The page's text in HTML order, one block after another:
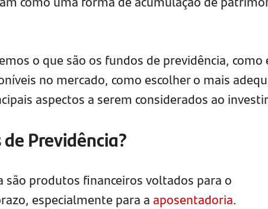
o que são os fundos de previdência, como
no mercado, como escolher o mais
aspectos a serem considerados ao
Previdência?
são produtos financeiros voltados para o
especialmente para a aposentadoria.